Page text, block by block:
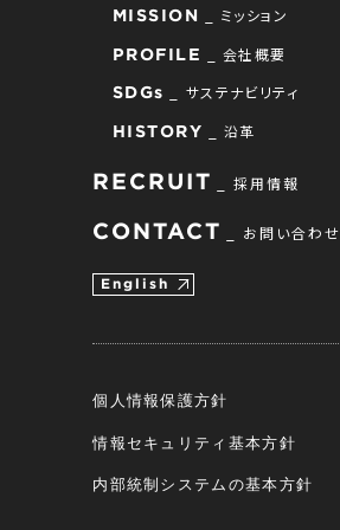
MISSION ミッション
PROFILE 会社概要
SDGs サステナビリティ
HISTORY 沿革
RECRUIT 採用情報
CONTACT お問い合わせ
English
個人情報保護方針
情報セキュリティ基本方針
内部統制システムの基本方針